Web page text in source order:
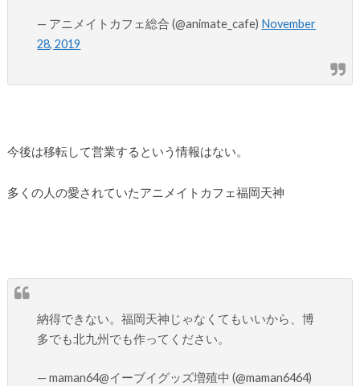
— アニメイトカフェ総合 (@animate_cafe) November
28, 2019
今後は移転して営業するという情報はない。
多くの人の愛されていたアニメイトカフェ福岡天神
納得できない。福岡天神じゃなくてもいいから、博
多でも北九州でも作ってください。
— maman64@イーブイグッズ増殖中 (@maman6464)